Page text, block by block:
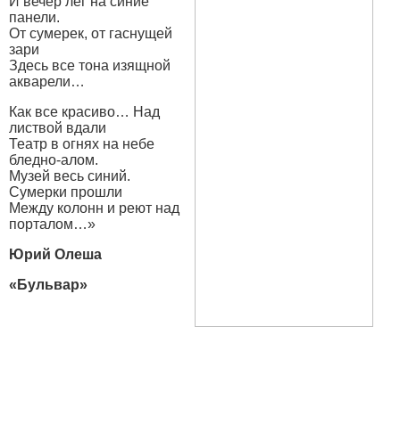
панели.
От сумерек, от гаснущей
зари
Здесь все тона изящной
акварели…
Как все красиво… Над
листвой вдали
Театр в огнях на небе
бледно-алом.
Музей весь синий.
Сумерки прошли
Между колонн и реют над
порталом…»
Юрий Олеша
«Бульвар»